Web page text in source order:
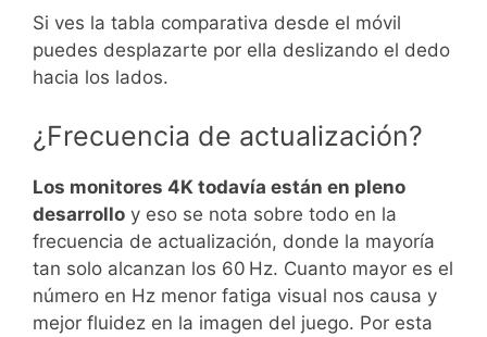
Si ves la tabla comparativa desde el móvil
puedes desplazarte por ella deslizando el dedo
hacia los lados.
¿Frecuencia de actualización?
Los monitores 4K todavía están en pleno
desarrollo y eso se nota sobre todo en la
frecuencia de actualización, donde la mayoría
tan solo alcanzan los 60 Hz. Cuanto mayor es el
número en Hz menor fatiga visual nos causa y
mejor fluidez en la imagen del juego. Por esta